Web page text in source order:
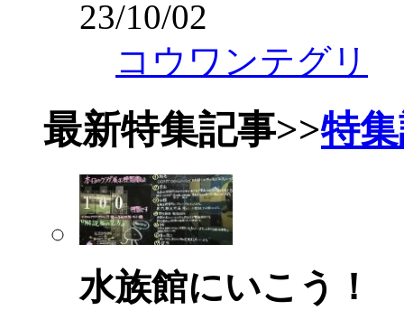
23/10/02
コウワンテグリ
最新特集記事>>特
水族館にいこう！